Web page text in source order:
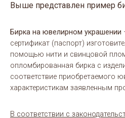
Выше представлен пример
Бирка на ювелирном украшении
сертификат (паспорт)
помощью нити и свинцовой
опломбированная бирка с
соответствие приобретаемого
характеристикам заявленным
В соответствии с